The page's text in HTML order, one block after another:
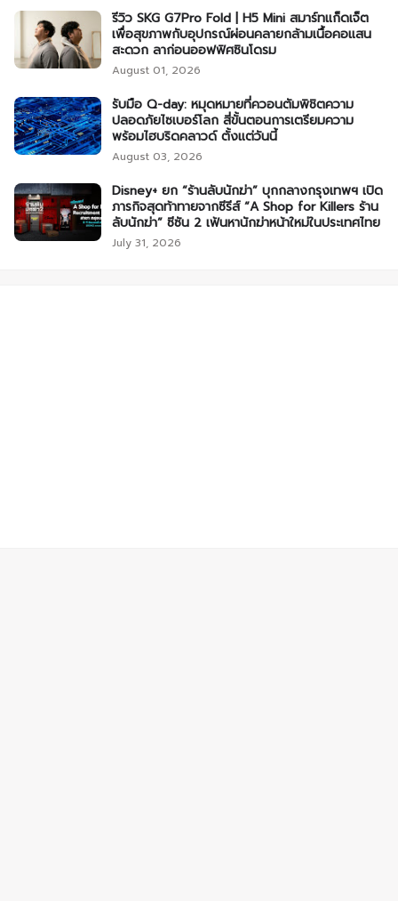
รีวิว SKG G7Pro Fold | H5 Mini สมาร์ทแก็ดเจ็ต
เพื่อสุขภาพกับอุปกรณ์ผ่อนคลายกล้ามเนื้อคอแสน
สะดวก ลาก่อนออฟฟิศซินโดรม
August 01, 2026
รับมือ Q-day: หมุดหมายที่ควอนตัมพิชิตความ
ปลอดภัยไซเบอร์โลก สี่ขั้นตอนการเตรียมความ
พร้อมไฮบริดคลาวด์ ตั้งแต่วันนี้
August 03, 2026
Disney+ ยก “ร้านลับนักฆ่า” บุกกลางกรุงเทพฯ เปิด
ภารกิจสุดท้าทายจากซีรีส์ “A Shop for Killers ร้าน
ลับนักฆ่า” ซีซัน 2 เฟ้นหานักฆ่าหน้าใหม่ในประเทศไทย
July 31, 2026